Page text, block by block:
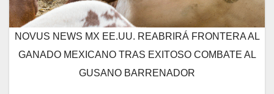
NOVUS NEWS MX EE.UU. REABRIRÁ FRONTERA AL
GANADO MEXICANO TRAS EXITOSO COMBATE AL
GUSANO BARRENADOR